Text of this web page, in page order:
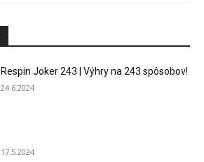
Respin Joker 243 | Výhry na 243 spôsobov!
24.6.2024
17.5.2024